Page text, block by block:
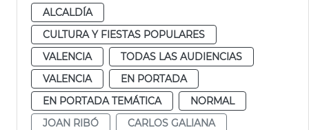
ALCALDÍA
CULTURA Y FIESTAS POPULARES
VALENCIA
TODAS LAS AUDIENCIAS
VALENCIA
EN PORTADA
EN PORTADA TEMÁTICA
NORMAL
JOAN RIBÓ
CARLOS GALIANA